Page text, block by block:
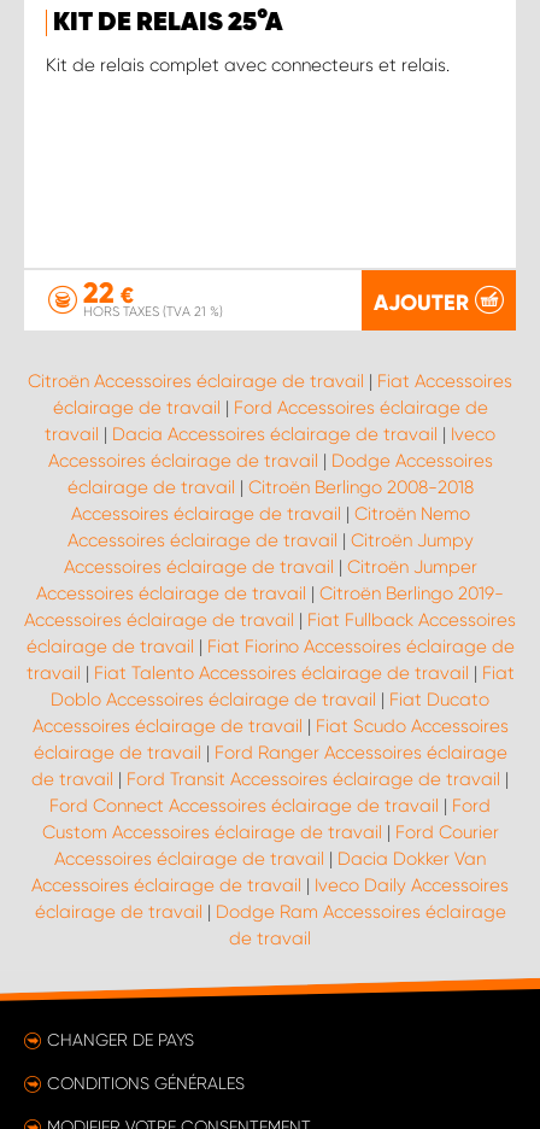
KIT DE RELAIS 25 ° A
Kit de relais complet avec connecteurs et relais.
22 €
HORS TAXES (TVA 21 %) AJOUTER
Citroën Accessoires éclairage de travail | Fiat Accessoires
éclairage de travail | Ford Accessoires éclairage de
travail | Dacia Accessoires éclairage de travail | Iveco
Accessoires éclairage de travail | Dodge Accessoires
éclairage de travail | Citroën Berlingo 2008-2018
Accessoires éclairage de travail | Citroën Nemo
Accessoires éclairage de travail | Citroën Jumpy
Accessoires éclairage de travail | Citroën Jumper
Accessoires éclairage de travail | Citroën Berlingo 2019-
Accessoires éclairage de travail | Fiat Fullback Accessoires
éclairage de travail | Fiat Fiorino Accessoires éclairage de
travail | Fiat Talento Accessoires éclairage de travail | Fiat
Doblo Accessoires éclairage de travail | Fiat Ducato
Accessoires éclairage de travail | Fiat Scudo Accessoires
éclairage de travail | Ford Ranger Accessoires éclairage
de travail | Ford Transit Accessoires éclairage de travail |
Ford Connect Accessoires éclairage de travail | Ford
Custom Accessoires éclairage de travail | Ford Courier
Accessoires éclairage de travail | Dacia Dokker Van
Accessoires éclairage de travail | Iveco Daily Accessoires
éclairage de travail | Dodge Ram Accessoires éclairage
de travail
CHANGER DE PAYS
CONDITIONS GÉNÉRALES